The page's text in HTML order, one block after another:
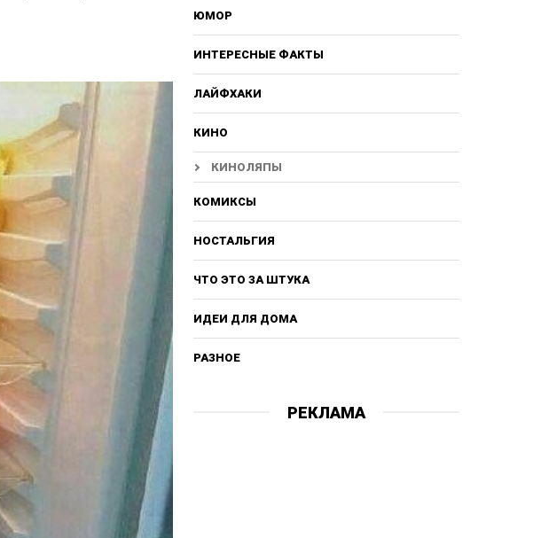
ЮМОР
ИНТЕРЕСНЫЕ ФАКТЫ
ЛАЙФХАКИ
КИНО
КИНОЛЯПЫ
КОМИКСЫ
НОСТАЛЬГИЯ
ЧТО ЭТО ЗА ШТУКА
ИДЕИ ДЛЯ ДОМА
РАЗНОЕ
РЕКЛАМА